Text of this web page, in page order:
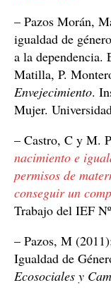
– Pazos Morán,
igualdad de
a la dependencia.
Matilla, P.
Envejecimiento.
Mujer.
– Castro, C y M.
nacimiento e
permisos de
conseguir un
Trabajo del IEF
– Pazos, M
Igualdad de
Ecosociales y